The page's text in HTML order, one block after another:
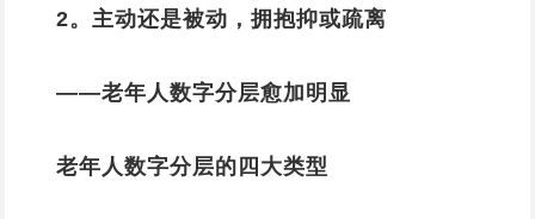
2。主动还是被动，拥抱抑或疏离
——老年人数字分层愈加明显
老年人数字分层的四大类型